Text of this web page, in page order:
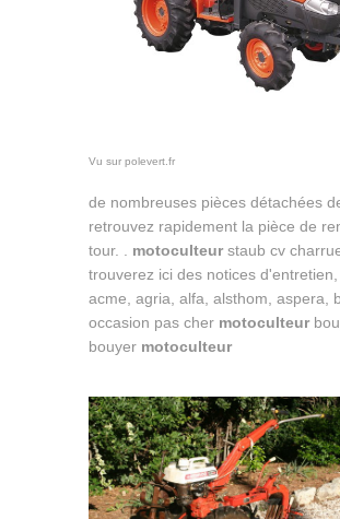
Vu sur polevert.fr
de nombreuses pièces détachées
retrouvez rapidement la pièce de
tour. . motoculteurstaub cv
trouverez ici des notices
acme, agria, alfa, alsthom, aspera,
occasion pas cher motoculteur
bouyer motoculteur